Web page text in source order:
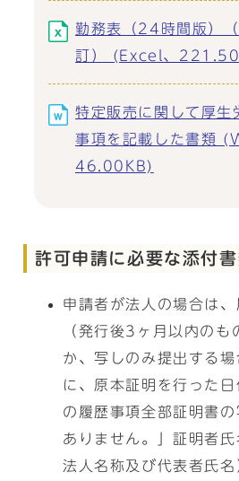
勤務表（24時間版）
訂） (Excel、
特定販売に関して厚生
事項を記載した書類
46.00KB)
許可申請に必要な添付
申請者が法人の場合は
（発行後3ヶ月以内のも
か、写しのみ提出する
に、原本証明を行った
の履歴事項全部証明書
ありません。」証明者氏
法人名称及び代表者氏名